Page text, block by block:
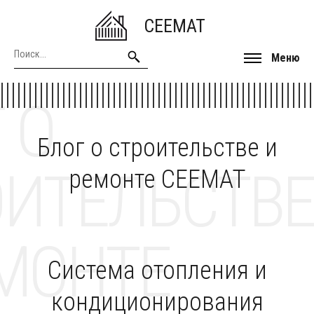
CEEMAT
Меню
Блог о строительстве и
ремонте CEEMAT
О
Система отопления и
кондиционирования